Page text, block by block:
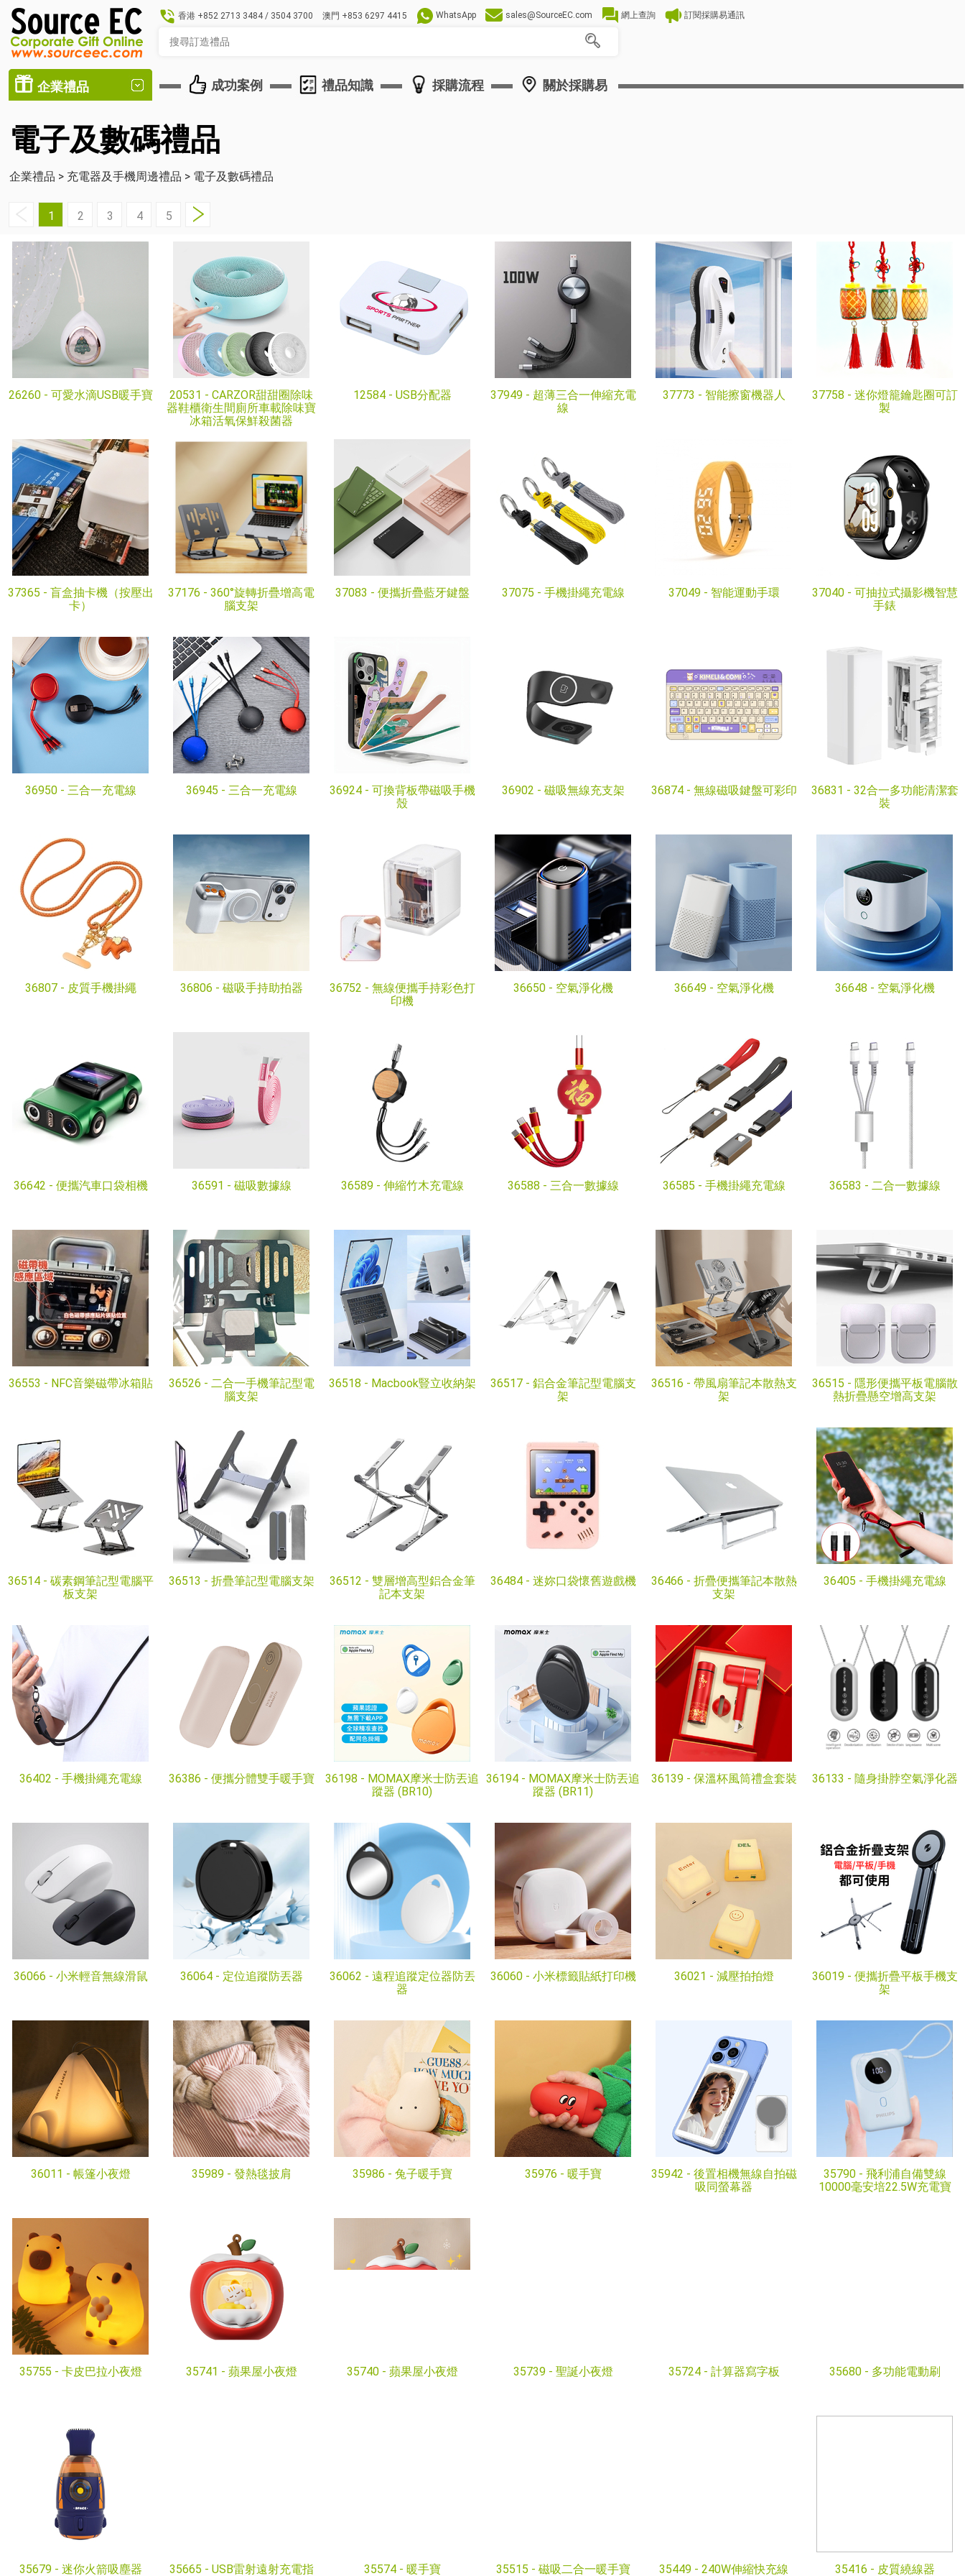
香港 +852 2713 3484 / 3504 3700 澳門 +853 6297 4415 WhatsApp sales@SourceEC.com 網上查詢 訂閱採購易通訊
企業禮品 成功案例 禮品知識 採購流程 關於採購易
電子及數碼禮品
企業禮品 > 充電器及手機周邊禮品 > 電子及數碼禮品
1 2 3 4 5
26260 - 可愛水滴USB暖手寶 20531 - CARZOR甜甜圈除味
器鞋櫃衛生間廁所車載除味寶
冰箱活氧保鮮殺菌器
12584 - USB分配器 37949 - 超薄三合一伸縮充電
線
37773 - 智能擦窗機器人 37758 - 迷你燈籠鑰匙圈可訂
製
37365 - 盲盒抽卡機（按壓出
卡）
37176 - 360°旋轉折疊增高電
腦支架
37083 - 便攜折疊藍牙鍵盤 37075 - 手機掛繩充電線 37049 - 智能運動手環 37040 - 可抽拉式攝影機智慧
手錶
36950 - 三合一充電線 36945 - 三合一充電線 36924 - 可換背板帶磁吸手機
殼
36902 - 磁吸無線充支架 36874 - 無線磁吸鍵盤可彩印 36831 - 32合一多功能清潔套
裝
36807 - 皮質手機掛繩 36806 - 磁吸手持助拍器 36752 - 無線便攜手持彩色打
印機
36650 - 空氣淨化機 36649 - 空氣淨化機 36648 - 空氣淨化機
36642 - 便攜汽車口袋相機 36591 - 磁吸數據線 36589 - 伸縮竹木充電線 36588 - 三合一數據線 36585 - 手機掛繩充電線 36583 - 二合一數據線
36553 - NFC音樂磁帶冰箱貼 36526 - 二合一手機筆記型電
腦支架
36518 - Macbook豎立收納架 36517 - 鋁合金筆記型電腦支
架
36516 - 帶風扇筆記本散熱支
架
36515 - 隱形便攜平板電腦散
熱折疊懸空增高支架
36514 - 碳素鋼筆記型電腦平
板支架
36513 - 折疊筆記型電腦支架 36512 - 雙層增高型鋁合金筆
記本支架
36484 - 迷妳口袋懷舊遊戲機 36466 - 折疊便攜筆記本散熱
支架
36405 - 手機掛繩充電線
36402 - 手機掛繩充電線 36386 - 便攜分體雙手暖手寶 36198 - MOMAX摩米士防丟追
蹤器 (BR10)
36194 - MOMAX摩米士防丟追
蹤器 (BR11)
36139 - 保溫杯風筒禮盒套裝 36133 - 隨身掛脖空氣淨化器
36066 - 小米輕音無線滑鼠 36064 - 定位追蹤防丟器 36062 - 遠程追蹤定位器防丟
器
36060 - 小米標籤貼紙打印機 36021 - 減壓拍拍燈 36019 - 便攜折疊平板手機支
架
36011 - 帳篷小夜燈 35989 - 發熱毯披肩 35986 - 兔子暖手寶 35976 - 暖手寶 35942 - 後置相機無線自拍磁
吸同螢幕器
35790 - 飛利浦自備雙線
10000毫安培22.5W充電寶
35755 - 卡皮巴拉小夜燈 35741 - 蘋果屋小夜燈 35740 - 蘋果屋小夜燈 35739 - 聖誕小夜燈 35724 - 計算器寫字板 35680 - 多功能電動刷
35679 - 迷你火箭吸塵器 35665 - USB雷射遠射充電指
35574 - 暖手寶 35515 - 磁吸二合一暖手寶 35449 - 240W伸縮快充線 35416 - 皮質繞線器